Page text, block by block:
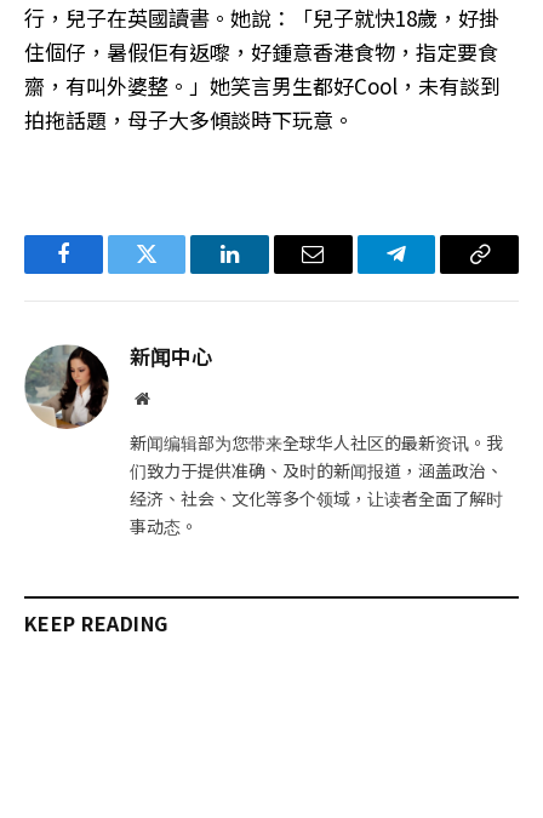
行，兒子在英國讀書。她說：「兒子就快18歲，好掛
住個仔，暑假佢有返嚟，好鍾意香港食物，指定要食
齋，有叫外婆整。」她笑言男生都好Cool，未有談到
拍拖話題，母子大多傾談時下玩意。
FacebookTwitter LinkedIn电
Telegram复
新闻中心
网
新闻编辑部为您带来全球华人社区的最新资讯。我
们致力于提供准确、及时的新闻报道，涵盖政治、
经济、社会、文化等多个领域，让读者全面了解时
事动态。
KEEP READING